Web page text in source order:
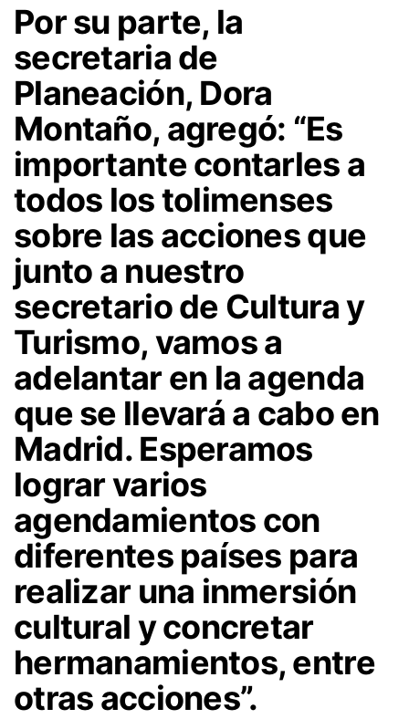
Por su parte, la
secretaria de
Planeación, Dora
Montaño, agregó: “Es
importante contarles a
todos los tolimenses
sobre las acciones que
junto a nuestro
secretario de Cultura y
Turismo, vamos a
adelantar en la agenda
que se llevará a cabo en
Madrid. Esperamos
lograr varios
agendamientos con
diferentes países para
realizar una inmersión
cultural y concretar
hermanamientos, entre
otras acciones”.